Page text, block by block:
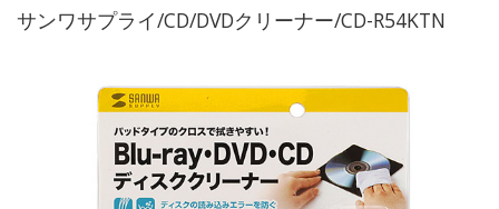
サンワサプライ/CD/DVDクリーナー/CD-R54KTN